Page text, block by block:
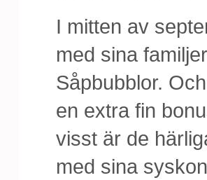
I mitten av
med sina
Såpbubblor.
en extra fin
visst är de
med sina